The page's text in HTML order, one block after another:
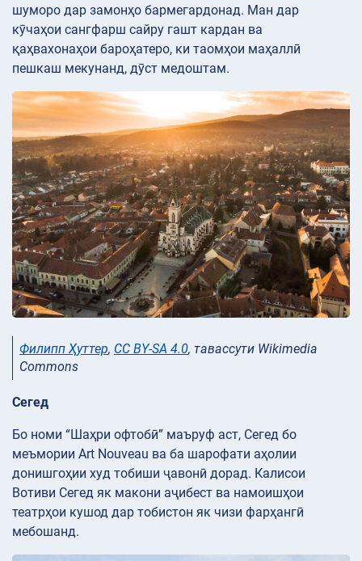
шуморо дар замонҳо бармегардонад. Ман дар
кӯчаҳои сангфарш сайру гашт кардан ва
қаҳвахонаҳои бароҳатеро, ки таомҳои маҳаллӣ
пешкаш мекунанд, дӯст медоштам.
Филипп Ҳуттер, CC BY-SA 4.0, тавассути Wikimedia
Commons
Сегед
Бо номи “Шаҳри офтобӣ” маъруф аст, Сегед бо
меъмории Art Nouveau ва ба шарофати аҳолии
донишгоҳии худ тобиши ҷавонӣ дорад. Калисои
Вотиви Сегед як макони аҷибест ва намоишҳои
театрҳои кушод дар тобистон як чизи фарҳангӣ
мебошанд.